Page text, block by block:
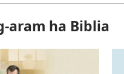
aram ha Biblia